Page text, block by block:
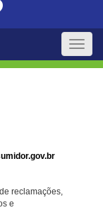
Toggle
reclamações,
e